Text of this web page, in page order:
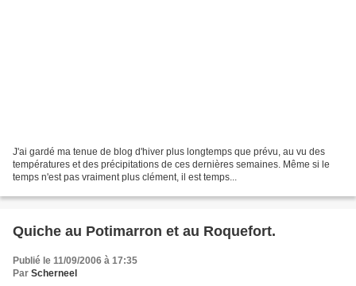
J'ai gardé ma tenue de blog d'hiver plus longtemps que prévu, au vu des
températures et des précipitations de ces dernières semaines. Même si le
temps n'est pas vraiment plus clément, il est temps...
Quiche au Potimarron et au Roquefort.
Publié le 11/09/2006 à 17:35
Par Scherneel